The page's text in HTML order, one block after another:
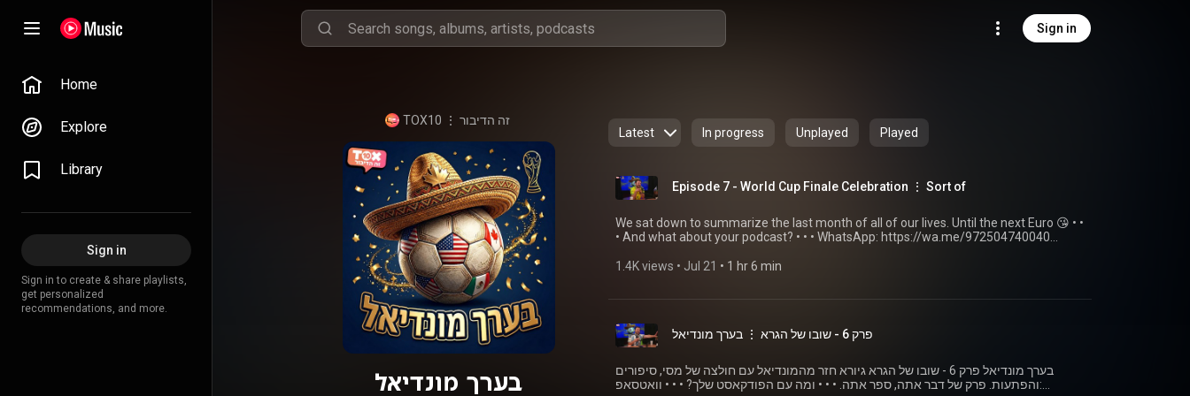
Sign in
Home
Explore
Library
Sign in
Sign in to create & share playlists,
get personalized
recommendations, and more.
TOX10 ⋮ זה הדיבור
בערך מונדיאל
Latest In progress Unplayed Played
Episode 7 - World Cup Finale Celebration ⋮ Sort of
We sat down to summarize the last month of all of our lives. Until the next Euro 😘 • •
• And what about your podcast? • • • WhatsApp: https://wa.me/972504740040
https://www.instagram.com/tox10.co.il
1.4K views • Jul 21 • 1 hr 6 min
פרק 6 - שובו של הגרא ⋮ בערך מונדיאל
בערך מונדיאל פרק 6 - שובו של הגרא גיורא חזר מהמונדיאל עם חולצה של מסי, סיפורים
והפתעות. פרק של דבר אתה, ספר אתה. • • • ומה עם הפודקאסט שלך? • • • וואטסאפ: